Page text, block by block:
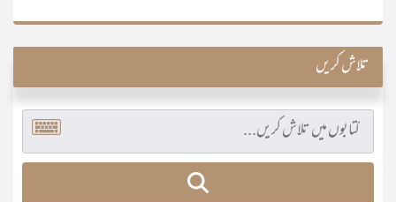
تلاش کریں